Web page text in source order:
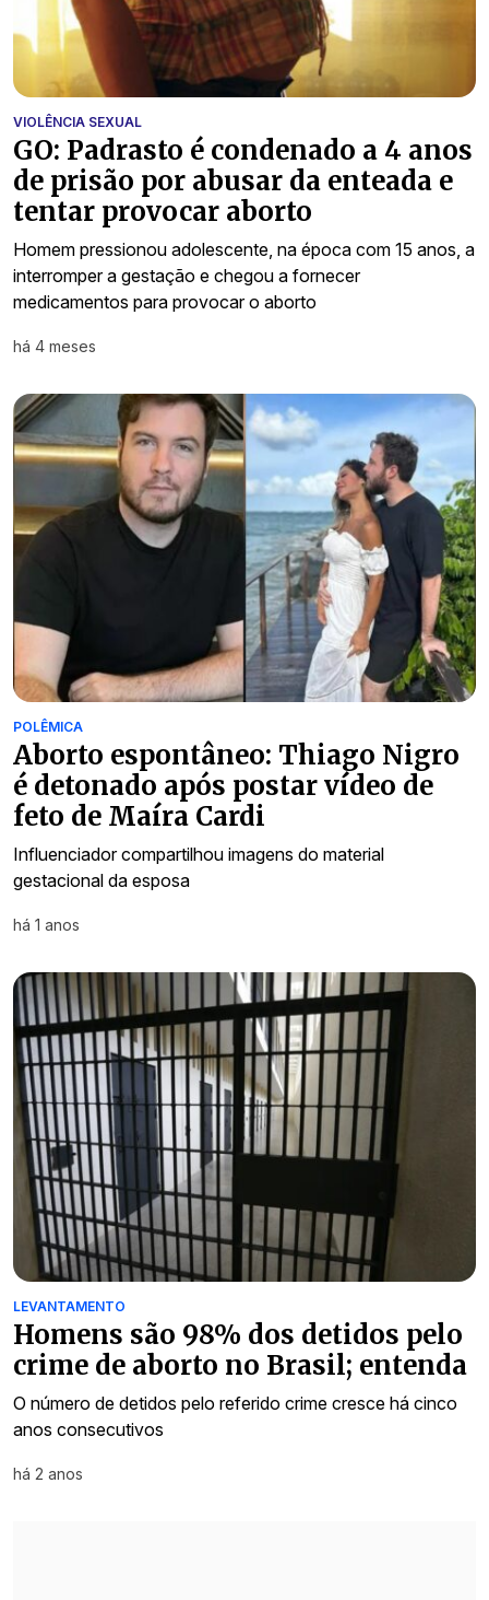
VIOLÊNCIA SEXUAL
GO: Padrasto é condenado a 4 anos
de prisão por abusar da enteada e
tentar provocar aborto
Homem pressionou adolescente, na época com 15 anos, a
interromper a gestação e chegou a fornecer
medicamentos para provocar o aborto
há 4 meses
POLÊMICA
Aborto espontâneo: Thiago Nigro
é detonado após postar vídeo de
feto de Maíra Cardi
Influenciador compartilhou imagens do material
gestacional da esposa
há 1 anos
LEVANTAMENTO
Homens são 98% dos detidos pelo
crime de aborto no Brasil; entenda
O número de detidos pelo referido crime cresce há cinco
anos consecutivos
há 2 anos